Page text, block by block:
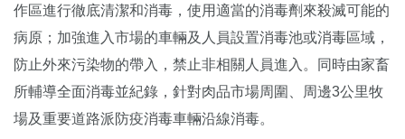
作區進行徹底清潔和消毒，使用適當的消毒劑來殺滅可能的
病原；加強進入市場的車輛及人員設置消毒池或消毒區域，
防止外來污染物的帶入，禁止非相關人員進入。同時由家畜
所輔導全面消毒並紀錄，針對肉品市場周圍、周邊3公里牧
場及重要道路派防疫消毒車輛沿線消毒。